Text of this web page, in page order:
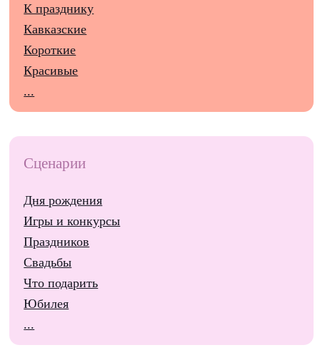
К празднику
Кавказские
Короткие
Красивые
...
Сценарии
Дня рождения
Игры и конкурсы
Праздников
Свадьбы
Что подарить
Юбилея
...